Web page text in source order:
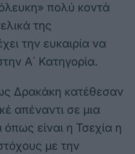
πολύ κοντά
της
την ευκαιρία να
Α΄ Κατηγορία.
Δρακάκη κατέθεσαν
απέναντι σε μια
όπως είναι η Τσεχία η
με την